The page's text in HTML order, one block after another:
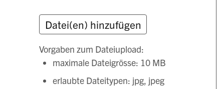
Vorgaben zum Dateiupload:
maximale Dateigrösse: 10 MB
erlaubte Dateitypen: jpg, jpeg